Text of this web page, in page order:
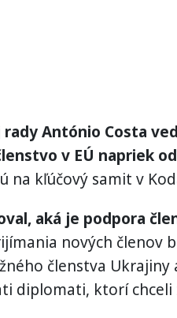
rady António Costa
v EÚ napriek
na kľúčový samit v
aká je podpora
nových členov
členstva Ukrajiny
diplomati, ktorí chceli